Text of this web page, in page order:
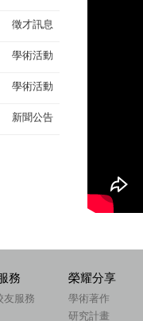
徵才訊息
學術活動
學術活動
新聞公告
務
友服務
榮耀分享
學術著作
研究計畫